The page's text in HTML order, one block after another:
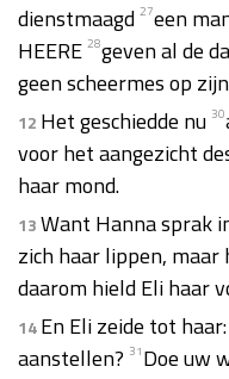
dienstmaagd 27een
HEERE 28geven al de
geen scheermes op
12 Het geschiedde nu 30
voor het aangezicht
haar mond.
13Want Hanna sprak
zich haar lippen,
daarom hield Eli haar
14En Eli zeide tot
aanstellen? 31 Doe uw